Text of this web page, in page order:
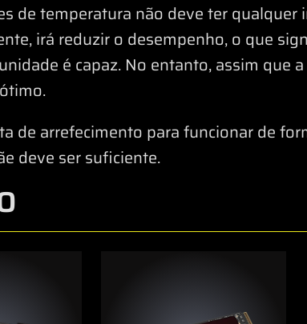
de temperatura não deve ter qualquer
irá reduzir o desempenho, o que
é capaz. No entanto, assim que
de arrefecimento para funcionar de
deve ser suficiente.